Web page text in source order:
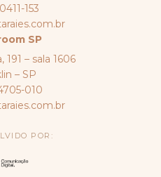
153
SP
191 – sala 1606
– SP
010
POR: